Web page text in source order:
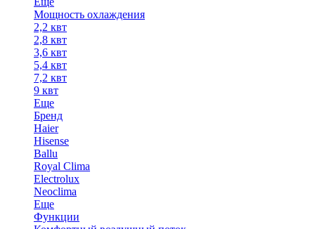
Мощность охлаждения
2,2 квт
2,8 квт
3,6 квт
5,4 квт
7,2 квт
9 квт
Еще
Бренд
Haier
Hisense
Ballu
Royal Clima
Electrolux
Neoclima
Еще
Функции